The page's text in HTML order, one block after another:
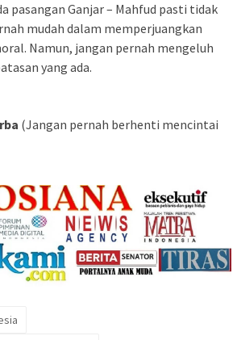
pasangan Ganjar – Mahfud pasti tidak
mudah dalam memperjuangkan
Namun, jangan pernah mengeluh
yang ada.
(Jangan pernah berhenti mencintai